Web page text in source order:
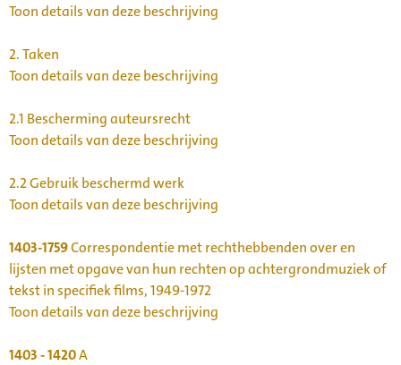
Toon details van deze beschrijving
2.Taken
Toon details van deze beschrijving
2.1 Bescherming auteursrecht
Toon details van deze beschrijving
2.2Gebruik beschermd werk
Toon details van deze beschrijving
1403-1759Correspondentie met rechthebbenden over en
lijsten met opgave van hun rechten op achtergrondmuziek of
tekst in specifiek films, 1949-1972
Toon details van deze beschrijving
1403 - 1420A